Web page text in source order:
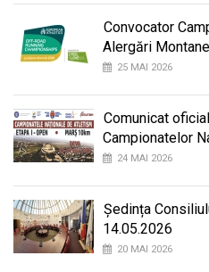
Convocator
Alergări Montane
25 MAI 2026
Comunicat
Campionatelor
24 MAI 2026
Ședința
14.05.2026
20 MAI 2026